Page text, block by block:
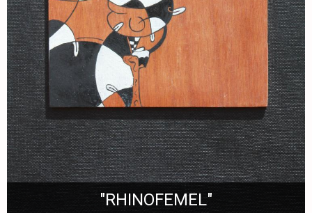
"RHINOFEMEL"